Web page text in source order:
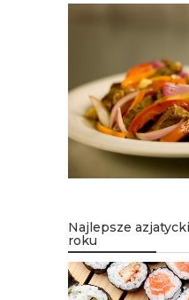
Najlepsze
roku